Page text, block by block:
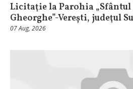
Licitaţie la Parohia
Gheorghe”-Verești, judeţul
07 Aug, 2026